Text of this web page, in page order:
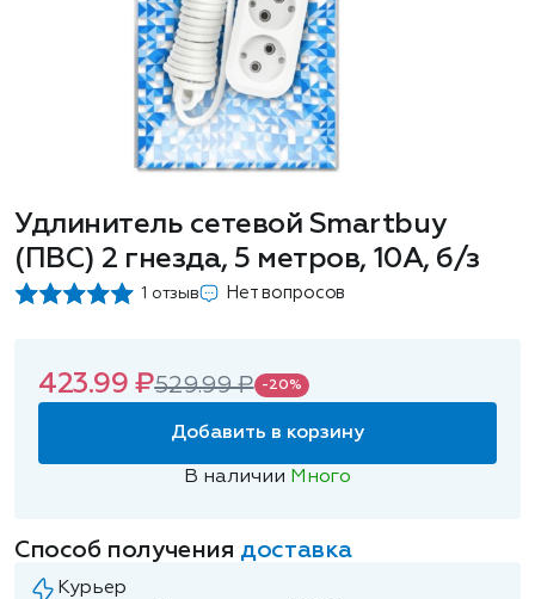
Удлинитель сетевой Smartbuy
(ПВС) 2 гнезда, 5 метров, 10А, б/з
1 отзыв Нет вопросов
423.99 ₽529.99 ₽ -20%
Добавить в корзину
В наличии Много
Способ получения доставка
Курьер